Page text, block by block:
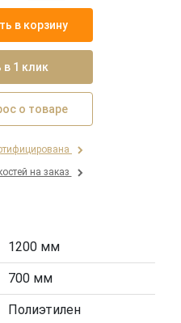
в корзину
о товаре
на заказ
в 1 клик
1200 мм
700 мм
Полиэтилен